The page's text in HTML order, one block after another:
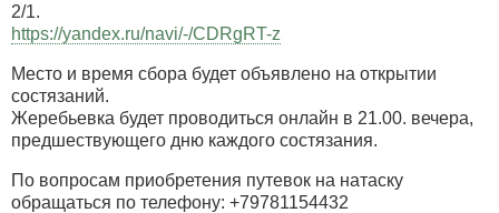
2/1.
https://yandex.ru/navi/-/CDRgRT-z
Место и время сбора будет объявлено на открытии
состязаний.
Жеребьевка будет проводиться онлайн в 21.00. вечера,
предшествующего дню каждого состязания.
По вопросам приобретения путевок на натаску
обращаться по телефону: +79781154432